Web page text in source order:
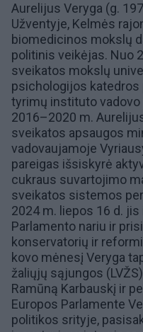
Aurelijus Veryga (g.
Užventyje, Kelmės
biomedicinos mokslų
politinis veikėjas. Nuo
sveikatos mokslų
psichologijos
tyrimų instituto vadovo
2016–2020 m.
sveikatos apsaugos
vadovaujamoje
pareigas išsiskyrė
cukraus suvartojimo
sveikatos sistemos
2024 m. liepos 16 d.
Parlamento nariu ir
konservatorių ir
kovo mėnesį Veryga
žaliųjų sąjungos
Ramūną Karbauskį ir
Europos Parlamente
politikos srityje,